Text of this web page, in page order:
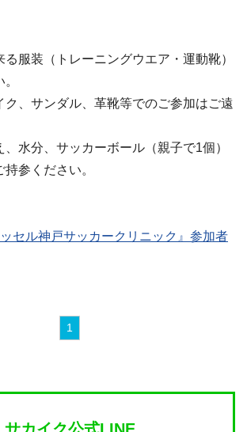
る服装（トレーニングウエア・運動靴）
ク、サンダル、革靴等でのご参加はご遠
、水分、サッカーボール（親子で1個）
参ください。
ッセル神戸サッカークリニック』参加者
1